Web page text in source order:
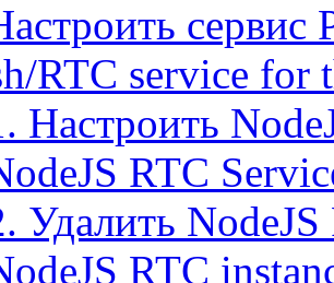
RTC service for
Настроить
RTC
Удалить
RTC